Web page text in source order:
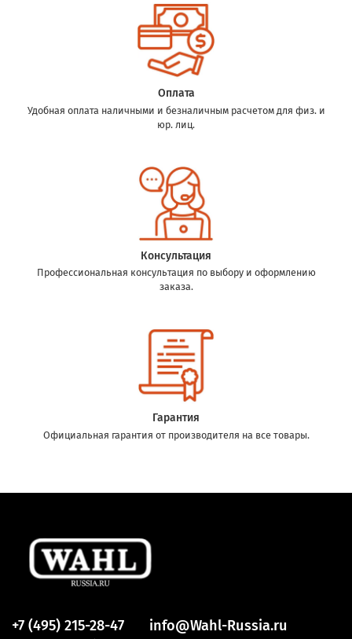
Оплата
Удобная оплата наличными и безналичным расчетом для физ. и
юр. лиц.
Консультация
Профессиональная консультация по выбору и оформлению
заказа.
Гарантия
Официальная гарантия от производителя на все товары.
+7 (495) 215-28-47 info@Wahl-Russia.ru